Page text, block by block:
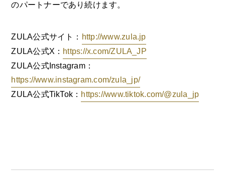
のパートナーであり続けます。
ZULA公式サイト： http://www.zula.jp
ZULA公式X： https://x.com/ZULA_JP
ZULA公式Instagram：
https://www.instagram.com/zula_jp/
ZULA公式TikTok： https://www.tiktok.com/@zula_jp